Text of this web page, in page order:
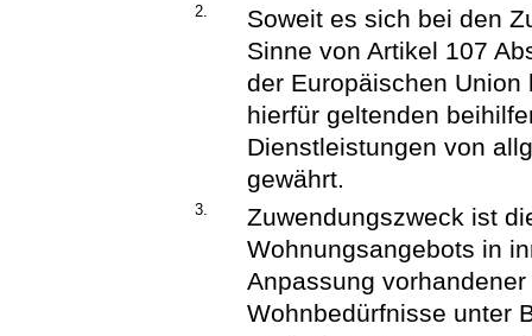
2.
Soweit es sich bei den
Sinne von Artikel 107
der Europäischen
hierfür geltenden
Dienstleistungen von
gewährt.
3.
Zuwendungszweck ist
Wohnungsangebots in
Anpassung
Wohnbedürfnisse unter